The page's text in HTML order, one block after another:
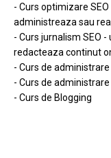
- Curs optimizare
administreaza sau
- Curs jurnalism SEO
redacteaza continut
- Curs de
- Curs de
- Curs de Blogging